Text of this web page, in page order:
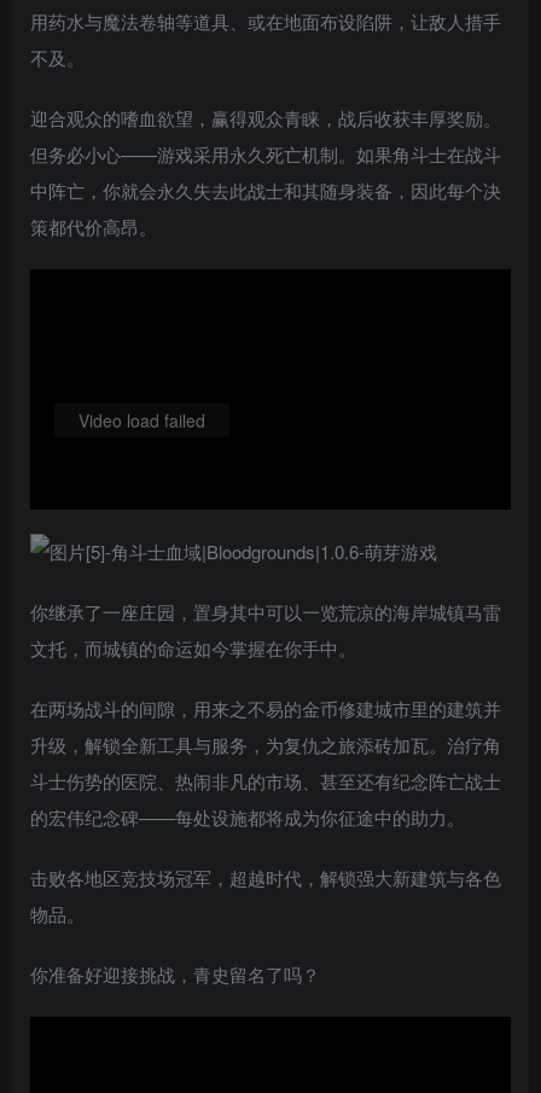
用药水与魔法卷轴等道具、或在地面布设陷阱，让敌人措手
不及。
迎合观众的嗜血欲望，赢得观众青睐，战后收获丰厚奖励。
但务必小心——游戏采用永久死亡机制。如果角斗士在战斗
中阵亡，你就会永久失去此战士和其随身装备，因此每个决
策都代价高昂。
Video load failed
你继承了一座庄园，置身其中可以一览荒凉的海岸城镇马雷
文托，而城镇的命运如今掌握在你手中。
在两场战斗的间隙，用来之不易的金币修建城市里的建筑并
升级，解锁全新工具与服务，为复仇之旅添砖加瓦。治疗角
斗士伤势的医院、热闹非凡的市场、甚至还有纪念阵亡战士
的宏伟纪念碑——每处设施都将成为你征途中的助力。
击败各地区竞技场冠军，超越时代，解锁强大新建筑与各色
物品。
你准备好迎接挑战，青史留名了吗？